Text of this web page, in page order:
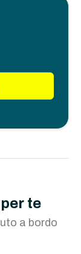
te
a bordo